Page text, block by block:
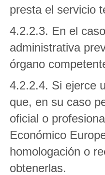
presta el servicio
4.2.2.3. En el
administrativa
órgano
4.2.2.4. Si ejerce
que, en su caso
oficial o
Económico
homologación o
obtenerlas.